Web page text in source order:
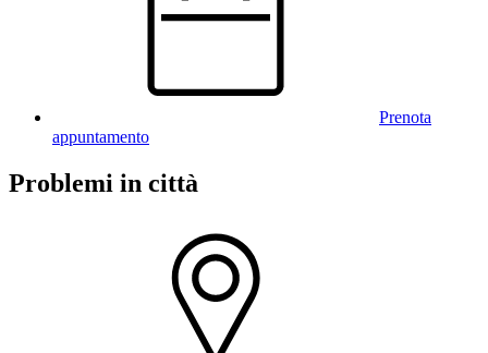
Prenota
appuntamento
Problemi in città